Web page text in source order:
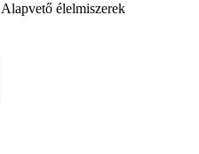
Alapvető élelmiszerek